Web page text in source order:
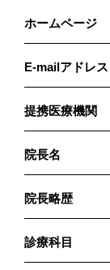
ホームページ
E-mailアドレス
提携医療機関
院長名
院長略歴
診療科目